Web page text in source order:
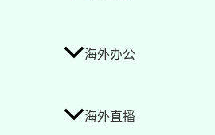
海外办公
海外直播